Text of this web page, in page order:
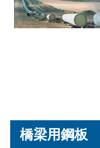
橋梁用鋼板